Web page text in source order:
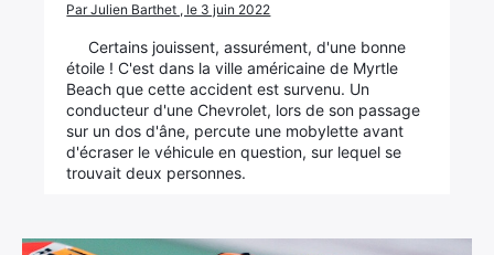
Par Julien Barthet , le 3 juin 2022
Certains jouissent, assurément, d'une bonne
étoile ! C'est dans la ville américaine de Myrtle
Beach que cette accident est survenu. Un
conducteur d'une Chevrolet, lors de son passage
sur un dos d'âne, percute une mobylette avant
d'écraser le véhicule en question, sur lequel se
trouvait deux personnes.